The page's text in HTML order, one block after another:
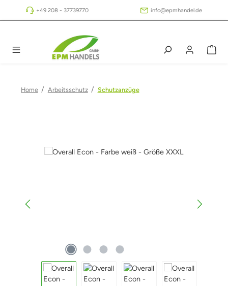
Zum Hauptinhalt springen
+49 208 - 37739770 info@epmhandel.de
Home / Arbeitsschutz / Schutzanzüge
Bildergalerie überspringen